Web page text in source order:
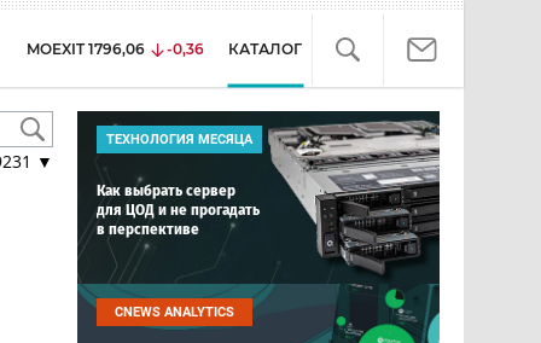
MOEXIT 1796,06 -0,36 КАТАЛОГ
▼
ТЕХНОЛОГИЯ МЕСЯЦА
Как выбрать сервер
для ЦОД и не прогадать
в перспективе
CNEWS ANALYTICS